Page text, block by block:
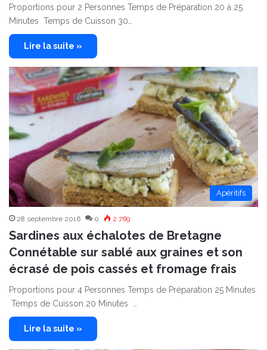
Proportions pour 2 Personnes Temps de Préparation 20 à 25
Minutes Temps de Cuisson 30…
Lire la suite »
Apéritifs
28 septembre 2016 0 2 769
Sardines aux échalotes de Bretagne
Connétable sur sablé aux graines et son
écrasé de pois cassés et fromage frais
Proportions pour 4 Personnes Temps de Préparation 25 Minutes
Temps de Cuisson 20 Minutes …
Lire la suite »